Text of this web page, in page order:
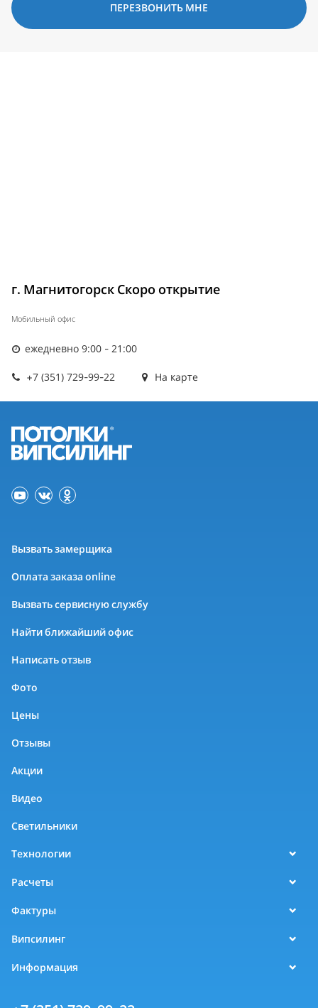
ПЕРЕЗВОНИТЬ МНЕ
г. Магнитогорск Скоро открытие
Мобильный офис
ежедневно 9:00 - 21:00
+7 (351) 729-99-22 На карте
Вызвать замерщика
Оплата заказа online
Вызвать сервисную службу
Найти ближайший офис
Написать отзыв
Фото
Цены
Отзывы
Акции
Видео
Светильники
Технологии
Расчеты
Фактуры
Випсилинг
Информация